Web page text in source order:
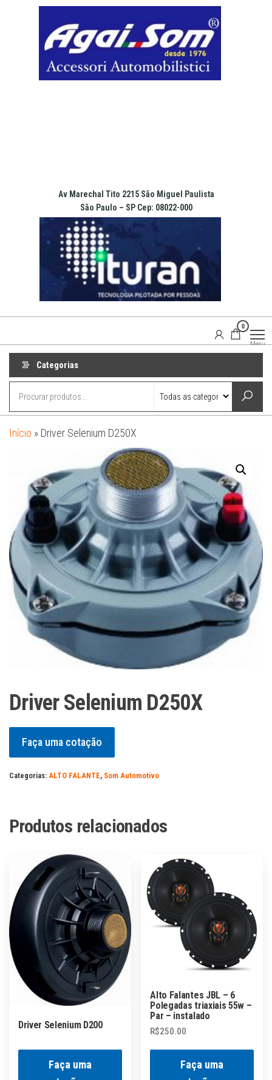
Av Marechal Tito 2215 São Miguel Paulista
São Paulo – SP Cep: 08022-000
0
Menu
Categorias
Início » Driver Selenium D250X
Driver Selenium D250X
Faça uma cotação
Categorias: ALTO FALANTE, Som Automotivo
Produtos relacionados
Driver Selenium D200
Faça uma
Alto Falantes JBL – 6
Polegadas triaxiais 55w –
Par – instalado
R$250.00
Faça uma